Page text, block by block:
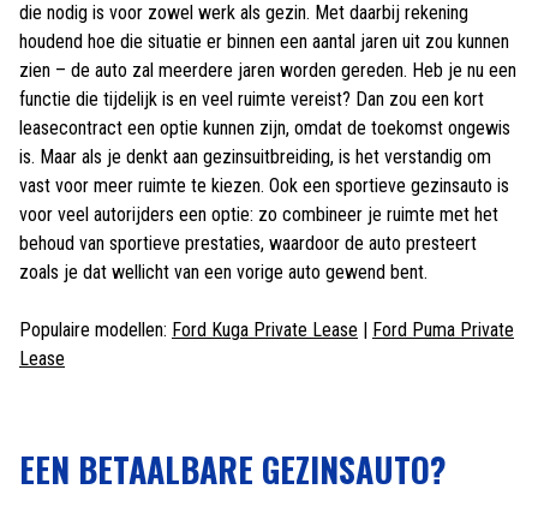
die nodig is voor zowel werk als gezin. Met daarbij rekening
houdend hoe die situatie er binnen een aantal jaren uit zou kunnen
zien – de auto zal meerdere jaren worden gereden. Heb je nu een
functie die tijdelijk is en veel ruimte vereist? Dan zou een kort
leasecontract een optie kunnen zijn, omdat de toekomst ongewis
is. Maar als je denkt aan gezinsuitbreiding, is het verstandig om
vast voor meer ruimte te kiezen. Ook een sportieve gezinsauto is
voor veel autorijders een optie: zo combineer je ruimte met het
behoud van sportieve prestaties, waardoor de auto presteert
zoals je dat wellicht van een vorige auto gewend bent.
Populaire modellen: Ford Kuga Private Lease
Ford Puma Private
Lease
EEN BETAALBARE GEZINSAUTO?